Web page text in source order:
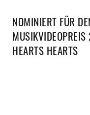
Kategorien
den
Tags
NOMINIERT FÜR
HEARTS HEARTS